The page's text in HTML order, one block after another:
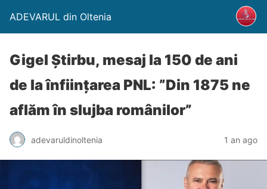
ADEVARUL din Oltenia
Gigel Știrbu, mesaj la 150 de ani
de la înființarea PNL: ”Din 1875 ne
aflăm în slujba românilor”
adevaruldinoltenia 1 an ago